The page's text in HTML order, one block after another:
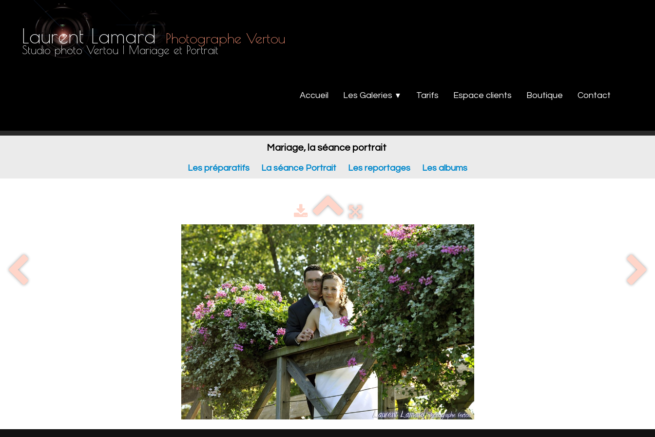
Laurent Lamard Photographe Vertou
Studio photo Vertou | Mariage et Portrait
Accueil Les Galeries ▼ Tarifs Espace clients Boutique Contact
Mariage, la séance portrait
Les préparatifs La séance Portrait Les reportages Les albums